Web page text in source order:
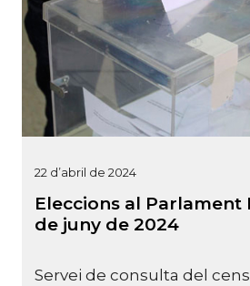
22 d’abril de 2024
Eleccions al Parlament
de juny de 2024
Servei de consulta del